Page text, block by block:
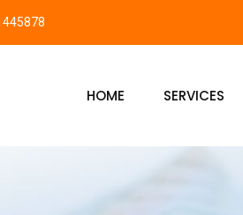
HOME SERVICES